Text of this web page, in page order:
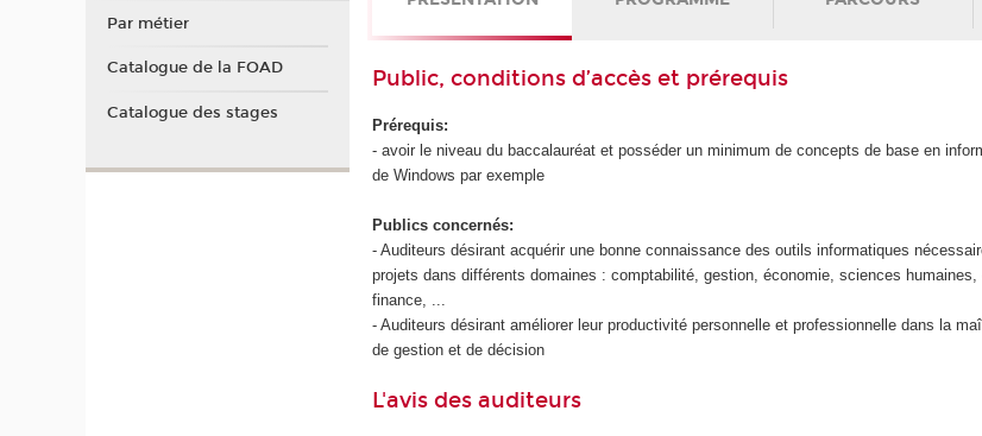
Public, conditions d’accès et prérequis
Prérequis:
- avoir le niveau du baccalauréat et posséder un minimum de concepts de base en
de Windows par exemple
Publics concernés:
- Auditeurs désirant acquérir une bonne connaissance des outils informatiques
projets dans différents domaines : comptabilité, gestion, économie, sciences humaines,
finance, ...
- Auditeurs désirant améliorer leur productivité personnelle et professionnelle dans la
de gestion et de décision
L'avis des auditeurs
Par métier
Catalogue de la FOAD
Catalogue des stages